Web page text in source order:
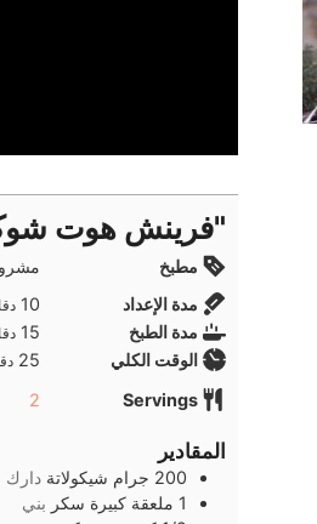
"فرينش هوت
مطبخ
مدة الإعداد
10
مدة الطبخ 15
الوقت الكلي 25
Servings
2
المقادير
200 جرام شيكولاتة دارك
1 ملعقة كبيرة سكر بني